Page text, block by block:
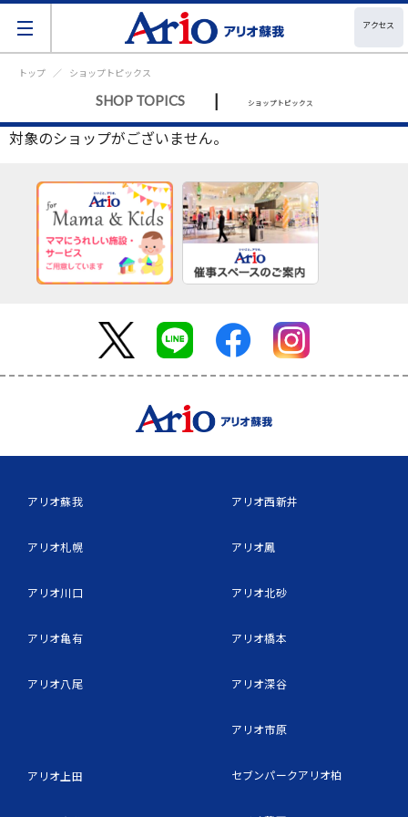
アクセス
トップ ショップトピックス
SHOP TOPICS | ショップトピックス
対象のショップがございません。
アリオ蘇我
アリオ札幌
アリオ川口
アリオ亀有
アリオ八尾
アリオ上田
アリオ西新井
アリオ鳳
アリオ北砂
アリオ橋本
アリオ深谷
アリオ市原
セブンパークアリオ柏